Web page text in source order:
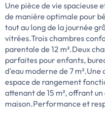
Une pièce de vie spacieuse
de manière optimale pour
tout au long de la journée
vitrées.Trois chambres
parentale de 12 m².Deux
parfaites pour enfants,
d'eau moderne de 7
espace de rangement
attenant de 15 m², offrant
maison.Performance et